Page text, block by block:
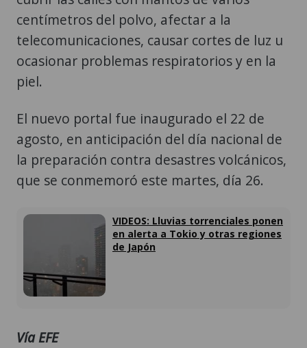
centímetros del polvo, afectar a la
telecomunicaciones, causar cortes de luz u
ocasionar problemas respiratorios y en la
piel.
El nuevo portal fue inaugurado el 22 de
agosto, en anticipación del día nacional de
la preparación contra desastres volcánicos,
que se conmemoró este martes, día 26.
VIDEOS: Lluvias torrenciales ponen
en alerta a Tokio y otras regiones
de Japón
Vía EFE